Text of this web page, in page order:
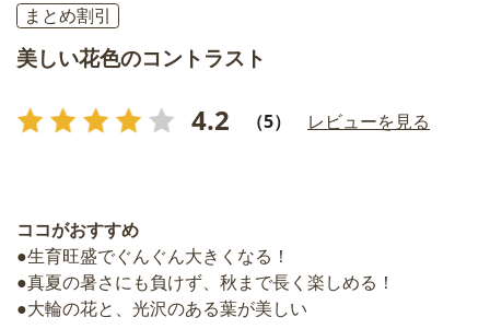
まとめ割引
美しい花色のコントラスト
4.2 （5） レビューを見る
ココがおすすめ
●生育旺盛でぐんぐん大きくなる！
●真夏の暑さにも負けず、秋まで長く楽しめる！
●大輪の花と、光沢のある葉が美しい